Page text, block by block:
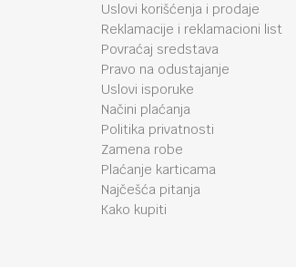
Uslovi korišćenja i prodaje
Reklamacije i reklamacioni list
Povraćaj sredstava
Pravo na odustajanje
Uslovi isporuke
Načini plaćanja
Politika privatnosti
Zamena robe
Plaćanje karticama
Najčešća pitanja
Kako kupiti